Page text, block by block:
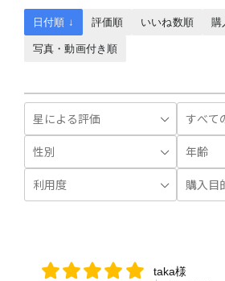
日付順 ↓ 評価順 いいね数順 購
写真・動画付き順
taka様